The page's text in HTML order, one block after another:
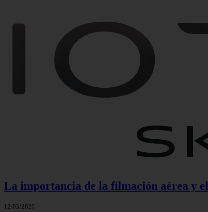
La importancia de la filmación aérea y
12/03/2026